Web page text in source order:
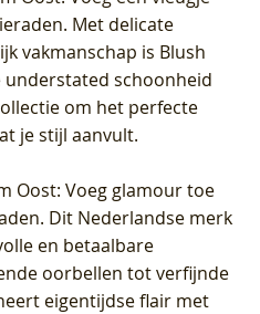
Met delicate
vakmanschap is Blush
schoonheid
om het perfecte
je stijl aanvult.
Oost: Voeg glamour toe
Dit Nederlandse merk
en betaalbare
oorbellen tot verfijnde
eigentijdse flair met